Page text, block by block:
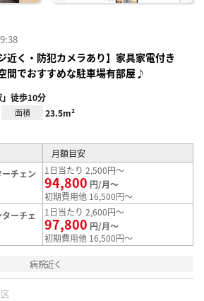
近く・防犯カメラあり】家具家電付き
間でおすすめな駐車場有部屋♪
徒歩10分
面積 23.5m²
月額目安
チェン
1日当たり 2,500円～
94,800 円/月～
初期費用他 16,500円～
ーチェ
1日当たり 2,600円～
97,800 円/月～
初期費用他 16,500円～
病院近く